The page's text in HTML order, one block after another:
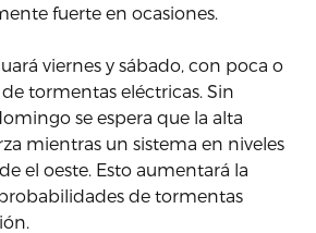
fuerte en ocasiones.
viernes y sábado, con poca o
tormentas eléctricas. Sin
se espera que la alta
mientras un sistema en niveles
el oeste. Esto aumentará la
de tormentas